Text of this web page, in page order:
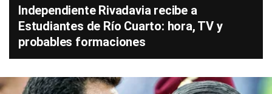
Independiente Rivadavia recibe a
Estudiantes de Río Cuarto: hora, TV y
probables formaciones